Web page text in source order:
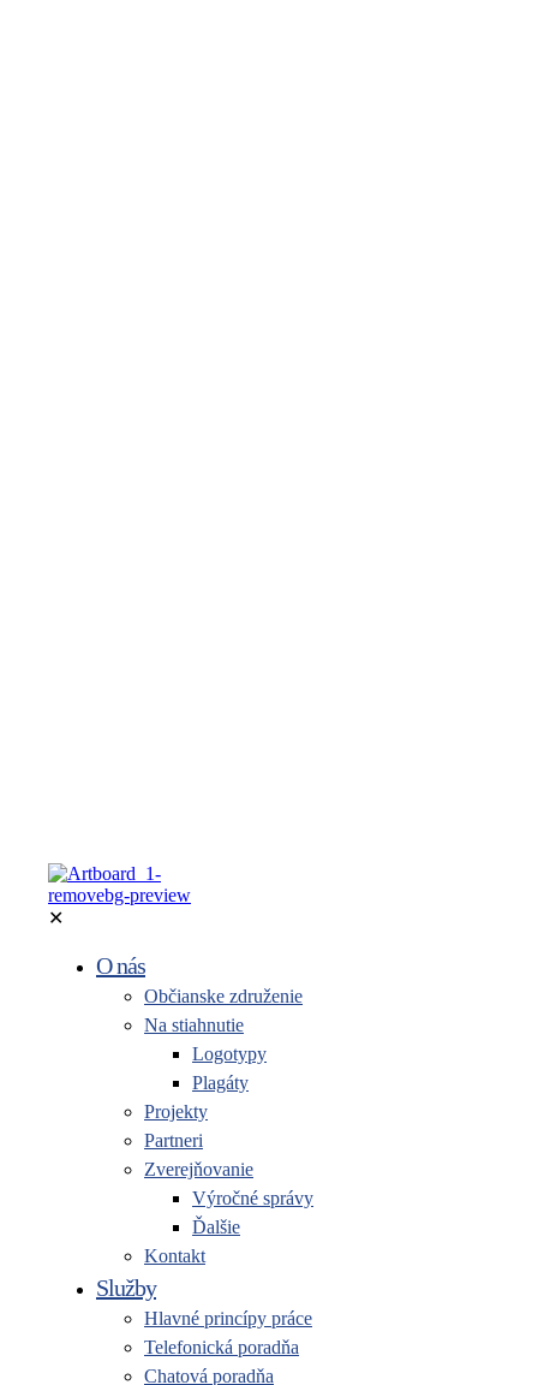
✕
O nás
Občianske združenie
Na stiahnutie
Logotypy
Plagáty
Projekty
Partneri
Zverejňovanie
Výročné správy
Ďalšie
Kontakt
Služby
Hlavné princípy práce
Telefonická poradňa
Chatová poradňa